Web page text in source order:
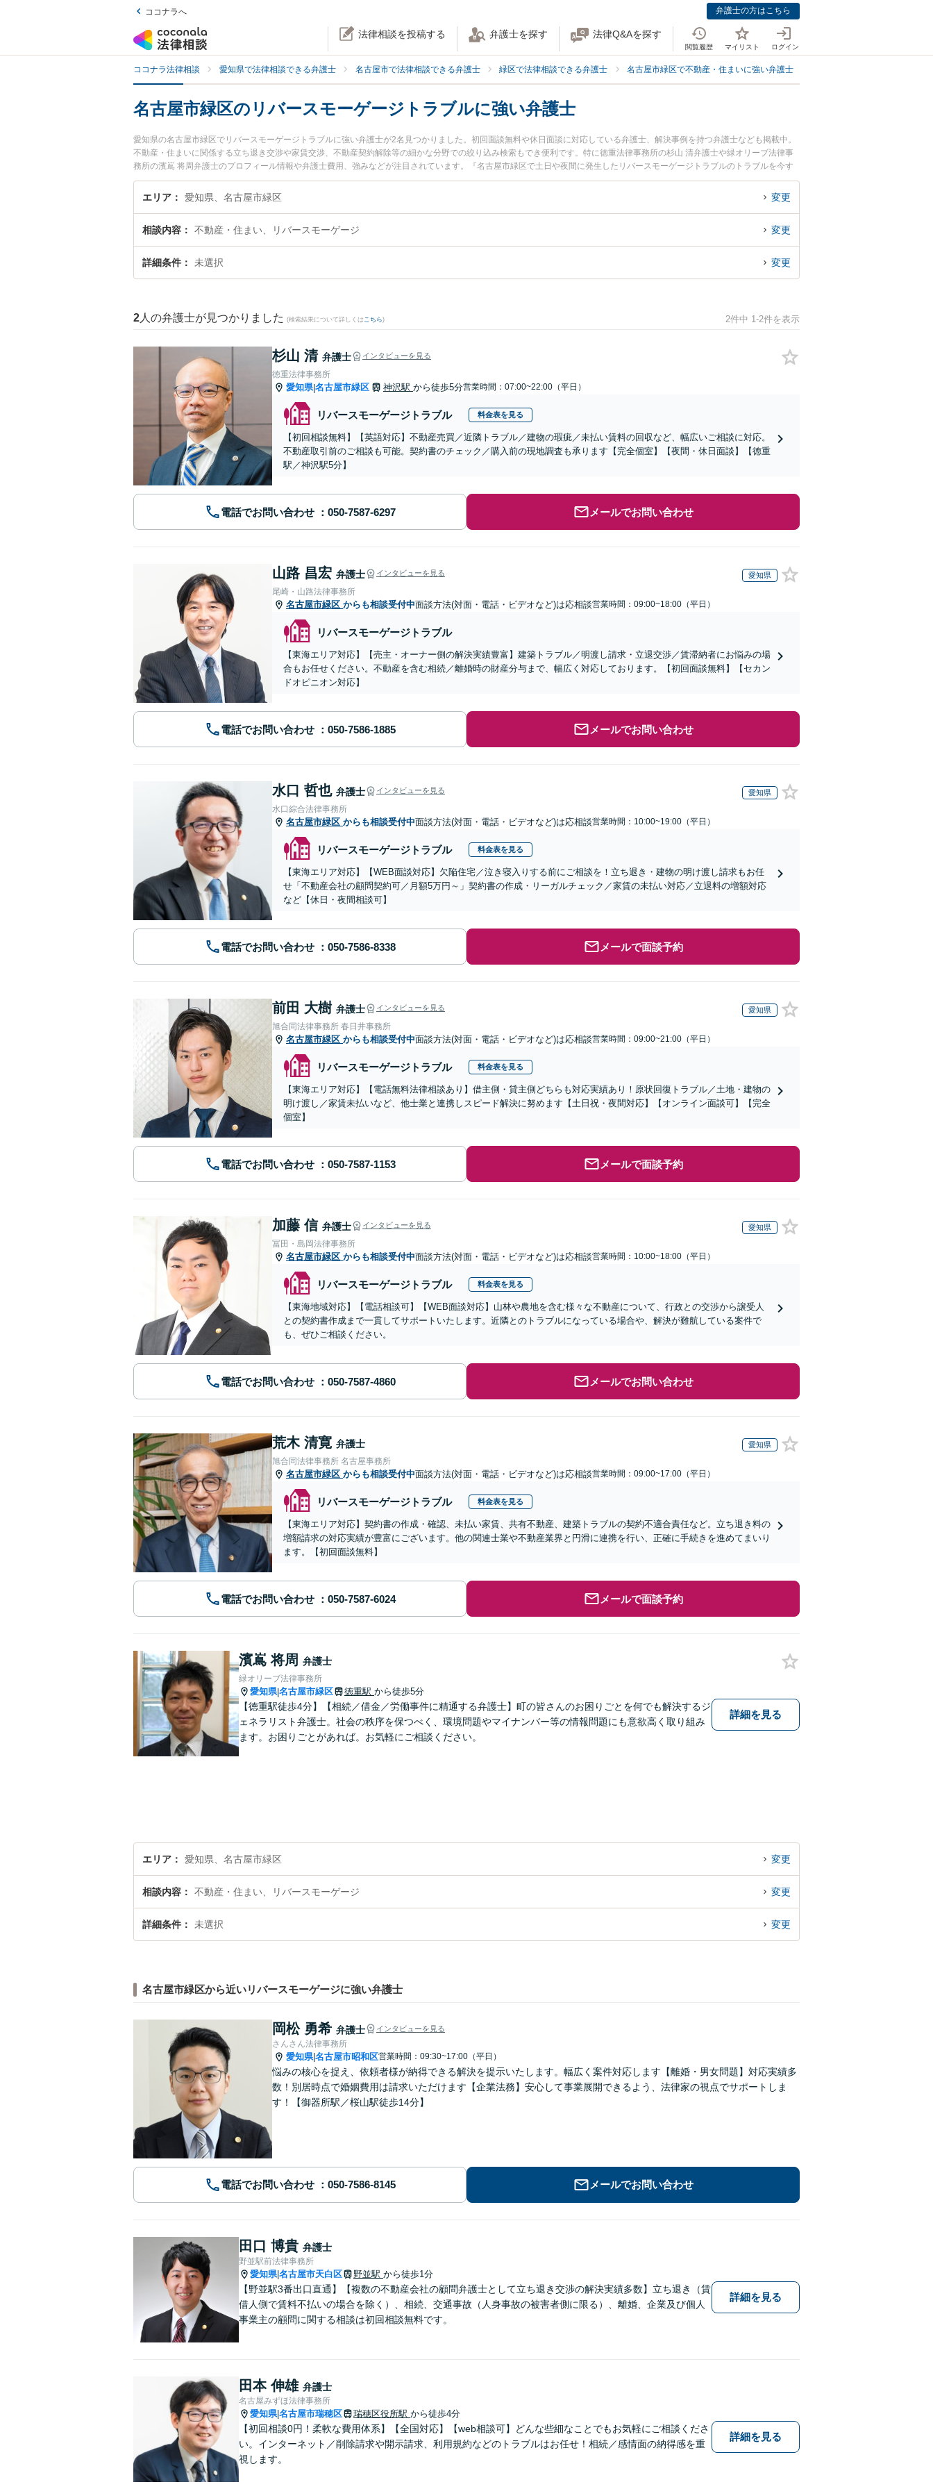
ココナラへ 弁護士の方はこちら
法律相談を投稿する 弁護士を探す 法律Q&Aを探す
閲覧履歴 マイリスト ログイン
ココナラ法律相談 愛知県で法律相談できる弁護士 名古屋市で法律相談できる弁護士 緑区で法律相談できる弁護士 名古屋市緑区で不動産・住まいに強い弁護士
名古屋市緑区のリバースモーゲージトラブルに強い弁護士
愛知県の名古屋市緑区でリバースモーゲージトラブルに強い弁護士が2名見つかりました。初回面談無料や休日面談に対応している弁護士、解決事例を持つ弁護士なども掲載中。
不動産・住まいに関係する立ち退き交渉や家賃交渉、不動産契約解除等の細かな分野での絞り込み検索もでき便利です。特に徳重法律事務所の杉山 清弁護士や緑オリーブ法律事
務所の濱嶌 将周弁護士のプロフィール情報や弁護士費用、強みなどが注目されています。『名古屋市緑区で土日や夜間に発生したリバースモーゲージトラブルのトラブルを今す
ぐに弁護士に相談したい』『リバースモーゲージトラブルのトラブル解決の実績豊富な近くの弁護士を検索したい』『初回相談無料でリバースモーゲージトラブルを法律相談でき
る名古屋市緑区内の弁護士に相談予約したい』などでお困りの相談者さんにおすすめです。
エリア 愛知県、名古屋市緑区 変更
相談内容 不動産・住まい、リバースモーゲージ 変更
詳細条件 未選択 変更
2 人の弁護士が見つかりました (検索結果について詳しくは こちら) 2件中 1-2件を表示
杉山 清 弁護士 インタビューを見る
徳重法律事務所
愛知県|名古屋市緑区 神沢駅 から徒歩5分営業時間：07:00~22:00（平日）
リバースモーゲージトラブル 料金表を見る
【初回相談無料】【英語対応】不動産売買／近隣トラブル／建物の瑕疵／未払い賃料の回収など、幅広いご相談に対応。
不動産取引前のご相談も可能。契約書のチェック／購入前の現地調査も承ります【完全個室】【夜間・休日面談】【徳重
駅／神沢駅5分】
電話でお問い合わせ メールでお問い合わせ
山路 昌宏 弁護士 インタビューを見る 愛知県
尾崎・山路法律事務所
名古屋市緑区 からも相談受付中面談方法(対面・電話・ビデオなど)は応相談営業時間：09:00~18:00（平日）
リバースモーゲージトラブル
【東海エリア対応】【売主・オーナー側の解決実績豊富】建築トラブル／明渡し請求・立退交渉／賃滞納者にお悩みの場
合もお任せください。不動産を含む相続／離婚時の財産分与まで、幅広く対応しております。【初回面談無料】【セカン
ドオピニオン対応】
電話でお問い合わせ メールでお問い合わせ
水口 哲也 弁護士 インタビューを見る 愛知県
水口綜合法律事務所
名古屋市緑区 からも相談受付中面談方法(対面・電話・ビデオなど)は応相談営業時間：10:00~19:00（平日）
リバースモーゲージトラブル 料金表を見る
【東海エリア対応】【WEB面談対応】欠陥住宅／泣き寝入りする前にご相談を！立ち退き・建物の明け渡し請求もお任
せ「不動産会社の顧問契約可／月額5万円～」契約書の作成・リーガルチェック／家賃の未払い対応／立退料の増額対応
など【休日・夜間相談可】
電話でお問い合わせ メールで面談予約
前田 大樹 弁護士 インタビューを見る 愛知県
旭合同法律事務所 春日井事務所
名古屋市緑区 からも相談受付中面談方法(対面・電話・ビデオなど)は応相談営業時間：09:00~21:00（平日）
リバースモーゲージトラブル 料金表を見る
【東海エリア対応】【電話無料法律相談あり】借主側・貸主側どちらも対応実績あり！原状回復トラブル／土地・建物の
明け渡し／家賃未払いなど、他士業と連携しスピード解決に努めます【土日祝・夜間対応】【オンライン面談可】【完全
個室】
電話でお問い合わせ メールで面談予約
加藤 信 弁護士 インタビューを見る 愛知県
冨田・島岡法律事務所
名古屋市緑区 からも相談受付中面談方法(対面・電話・ビデオなど)は応相談営業時間：10:00~18:00（平日）
リバースモーゲージトラブル 料金表を見る
【東海地域対応】【電話相談可】【WEB面談対応】山林や農地を含む様々な不動産について、行政との交渉から譲受人
との契約書作成まで一貫してサポートいたします。近隣とのトラブルになっている場合や、解決が難航している案件で
も、ぜひご相談ください。
電話でお問い合わせ メールでお問い合わせ
荒木 清寛 弁護士 愛知県
旭合同法律事務所 名古屋事務所
名古屋市緑区 からも相談受付中面談方法(対面・電話・ビデオなど)は応相談営業時間：09:00~17:00（平日）
リバースモーゲージトラブル 料金表を見る
【東海エリア対応】契約書の作成・確認、未払い家賃、共有不動産、建築トラブルの契約不適合責任など。立ち退き料の
増額請求の対応実績が豊富にございます。他の関連士業や不動産業界と円滑に連携を行い、正確に手続きを進めてまいり
ます。【初回面談無料】
電話でお問い合わせ メールで面談予約
濱嶌 将周 弁護士
緑オリーブ法律事務所
愛知県|名古屋市緑区 徳重駅 から徒歩5分
【徳重駅徒歩4分】【相続／借金／労働事件に精通する弁護士】町の皆さんのお困りごとを何でも解決するジ
ェネラリスト弁護士。社会の秩序を保つべく、環境問題やマイナンバー等の情報問題にも意欲高く取り組み
ます。お困りごとがあれば。お気軽にご相談ください。
詳細を見る
エリア 愛知県、名古屋市緑区 変更
相談内容 不動産・住まい、リバースモーゲージ 変更
詳細条件 未選択 変更
名古屋市緑区から近いリバースモーゲージに強い弁護士
岡松 勇希 弁護士 インタビューを見る
さんさん法律事務所
愛知県|名古屋市昭和区営業時間：09:30~17:00（平日）
悩みの核心を捉え、依頼者様が納得できる解決を提示いたします。幅広く案件対応します【離婚・男女問題】対応実績多
数！別居時点で婚姻費用は請求いただけます【企業法務】安心して事業展開できるよう、法律家の視点でサポートしま
す！【御器所駅／桜山駅徒歩14分】
電話でお問い合わせ メールでお問い合わせ
田口 博貴 弁護士
野並駅前法律事務所
愛知県|名古屋市天白区 野並駅 から徒歩1分
【野並駅3番出口直通】【複数の不動産会社の顧問弁護士として立ち退き交渉の解決実績多数】立ち退き（賃
借人側で賃料不払いの場合を除く）、相続、交通事故（人身事故の被害者側に限る）、離婚、企業及び個人
事業主の顧問に関する相談は初回相談無料です。
詳細を見る
田本 伸雄 弁護士
名古屋みずほ法律事務所
愛知県|名古屋市瑞穂区 瑞穂区役所駅 から徒歩4分
【初回相談0円！柔軟な費用体系】【全国対応】【web相談可】どんな些細なことでもお気軽にご相談くださ
い。インターネット／削除請求や開示請求、利用規約などのトラブルはお任せ！相続／感情面の納得感を重
視します。
詳細を見る